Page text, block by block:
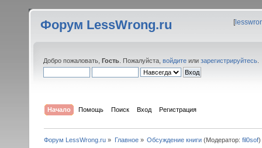
Форум LessWrong.ru [
Добро пожаловать, Гость . Пожалуйста, войдите или зарегистрируйтесь
Начало Помощь Поиск Вход Регистрация
Форум LessWrong.ru » Главное» Обсуждение книги(Модератор: fil0sof)